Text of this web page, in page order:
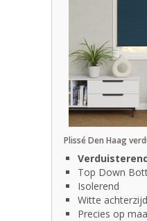
Plissé Den Haag
Top Down
Isolerend
Witte
Precies op